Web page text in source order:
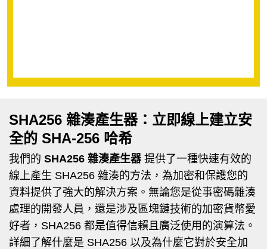
SHA256 雜湊產生器：立即線上建立安
全的 SHA-256 哈希
我們的 SHA256 雜湊產生器 提供了一種快速有效的
線上產生 SHA256 雜湊的方法，為加密和保護您的
資料提供了強大的解決方案。無論您是從事密碼雜湊
處理的開發人員，還是涉及區塊鏈技術的加密貨幣愛
好者，SHA256 都是值得信賴且廣泛使用的演算法。
詳細了解什麼是 SHA256 以及為什麼它對於安全加